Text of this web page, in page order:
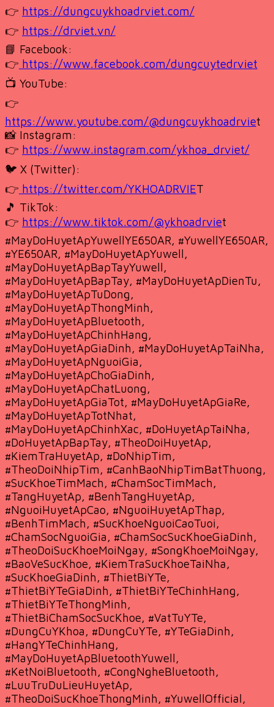
👉 https://dungcuykhoadrviet.com/
👉 https://drviet.vn/
📘 Facebook:
👉 https://www.facebook.com/dungcuytedrviet
📺 YouTube:
👉
https://www.youtube.com/@dungcuykhoadrviet
📸 Instagram:
👉 https://www.instagram.com/ykhoa_drviet/
🐦 X (Twitter):
👉 https://twitter.com/YKHOADRVIET
🎵 TikTok:
👉 https://www.tiktok.com/@ykhoadrviet
#MayDoHuyetApYuwellYE650AR, #YuwellYE650AR,
#YE650AR, #MayDoHuyetApYuwell,
#MayDoHuyetApBapTayYuwell,
#MayDoHuyetApBapTay, #MayDoHuyetApDienTu,
#MayDoHuyetApTuDong,
#MayDoHuyetApThongMinh,
#MayDoHuyetApBluetooth,
#MayDoHuyetApChinhHang,
#MayDoHuyetApGiaDinh, #MayDoHuyetApTaiNha,
#MayDoHuyetApNguoiGia,
#MayDoHuyetApChoGiaDinh,
#MayDoHuyetApChatLuong,
#MayDoHuyetApGiaTot, #MayDoHuyetApGiaRe,
#MayDoHuyetApTotNhat,
#MayDoHuyetApChinhXac, #DoHuyetApTaiNha,
#DoHuyetApBapTay, #TheoDoiHuyetAp,
#KiemTraHuyetAp, #DoNhipTim,
#TheoDoiNhipTim, #CanhBaoNhipTimBatThuong,
#SucKhoeTimMach, #ChamSocTimMach,
#TangHuyetAp, #BenhTangHuyetAp,
#NguoiHuyetApCao, #NguoiHuyetApThap,
#BenhTimMach, #SucKhoeNguoiCaoTuoi,
#ChamSocNguoiGia, #ChamSocSucKhoeGiaDinh,
#TheoDoiSucKhoeMoiNgay, #SongKhoeMoiNgay,
#BaoVeSucKhoe, #KiemTraSucKhoeTaiNha,
#SucKhoeGiaDinh, #ThietBiYTe,
#ThietBiYTeGiaDinh, #ThietBiYTeChinhHang,
#ThietBiYTeThongMinh,
#ThietBiChamSocSucKhoe, #VatTuYTe,
#DungCuYKhoa, #DungCuYTe, #YTeGiaDinh,
#HangYTeChinhHang,
#MayDoHuyetApBluetoothYuwell,
#KetNoiBluetooth, #CongNgheBluetooth,
#LuuTruDuLieuHuyetAp,
#TheoDoiSucKhoeThongMinh, #YuwellOfficial,